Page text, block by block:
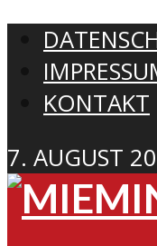
KONTAKT
7. AUGUST